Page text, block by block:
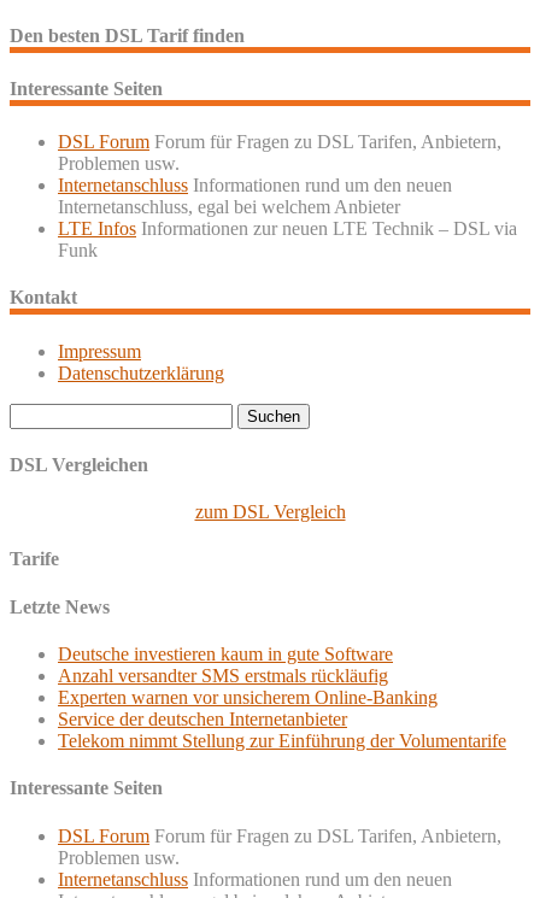
Den besten DSL Tarif finden
Interessante Seiten
DSL Forum Forum für Fragen zu DSL Tarifen, Anbietern,
Problemen usw.
Internetanschluss Informationen rund um den neuen
Internetanschluss, egal bei welchem Anbieter
LTE Infos Informationen zur neuen LTE Technik – DSL via
Funk
Kontakt
Impressum
Datenschutzerklärung
nach:
DSL Vergleichen
zum DSL Vergleich
Tarife
Letzte News
Deutsche investieren kaum in gute Software
Anzahl versandter SMS erstmals rückläufig
Experten warnen vor unsicherem Online-Banking
Service der deutschen Internetanbieter
Telekom nimmt Stellung zur Einführung der Volumentarife
Interessante Seiten
DSL Forum Forum für Fragen zu DSL Tarifen, Anbietern,
Problemen usw.
Internetanschluss Informationen rund um den neuen